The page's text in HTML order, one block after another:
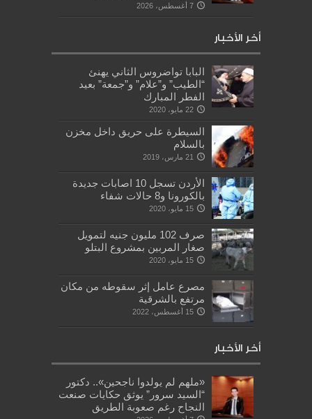
7 أغسطس، 2026
أخر الأخبار
البابا تواضروس الثاني يهنئ
“الطيب” و”علام” و”جمعة” بعيد
الفطر المبارك
22 مايو، 2020
السيطرة على حريق داخل مخزن
بالسلام
21 مارس، 2019
الأردن تسجل 10 اصابات جديدة
بالكورونا و8 حالات شفاء
15 مايو، 2020
صرف 102 مليون جنيه لتمويل
صغار المربين بمشروع البتلو
15 مايو، 2020
مصرع عامل إثر سقوطه من مكان
مرتفع بالشرقية
15 أغسطس، 2022
أخر الأخبار
«ملهم لم يولدوا ناجحين».. دكتور
“السيد سرور” يوثق حكايات صنعت
النجاح رغم صعوبة الطريق